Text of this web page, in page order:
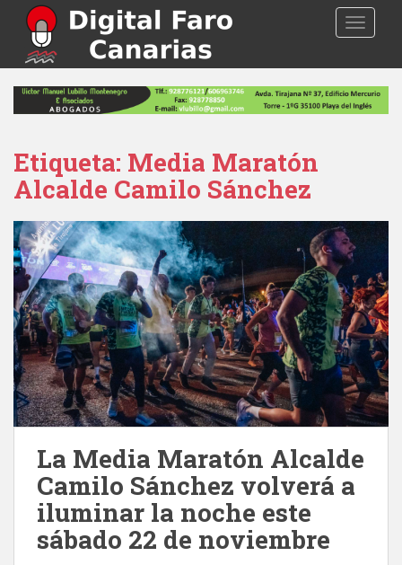
p
Etiqueta: Media Maratón
Alcalde Camilo Sánchez
La Media Maratón Alcalde
Camilo Sánchez volverá a
iluminar la noche este
sábado 22 de noviembre